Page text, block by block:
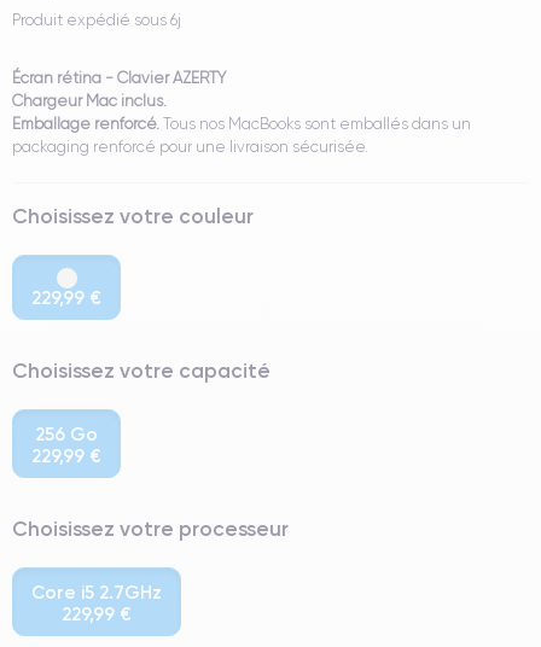
Produit expédié sous 6j
Écran rétina - Clavier AZERTY
Chargeur Mac inclus.
Emballage renforcé. Tous nos MacBooks sont emballés dans un
packaging renforcé pour une livraison sécurisée.
Choisissez votre couleur
229,99 €
Choisissez votre capacité
256 Go
229,99 €
Choisissez votre processeur
Core i5 2.7GHz
229,99 €